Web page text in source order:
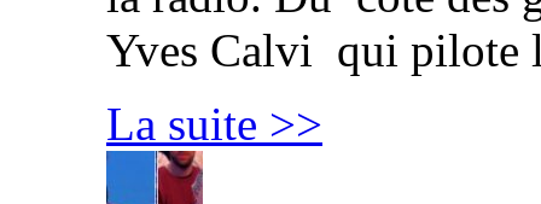
Yves Calvi qui
La suite >>